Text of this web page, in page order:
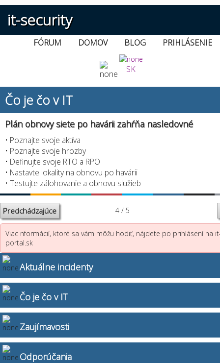
it-security
FÓRUM DOMOV BLOG PRIHLÁSENIE
SK
Čo je čo v IT
Plán obnovy siete po havárii zahŕňa nasledovné
• Poznajte svoje aktíva
• Poznajte svoje hrozby
• Definujte svoje RTO a RPO
• Nastavte lokality na obnovu po havárii
• Testujte zálohovanie a obnovu služieb
Predchádzajúce 4 / 5
Viac nformácií, ktoré sa vám môžu hodiť, nájdete po prihlásení na
portal.sk
Aktuálne incidenty
Čo je čo v IT
Zaujímavosti
Odporúčania